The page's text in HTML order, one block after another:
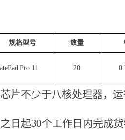
规格型号 数量
Pro 11 20
片不少于八核处理器，
日起30个工作日内完成货